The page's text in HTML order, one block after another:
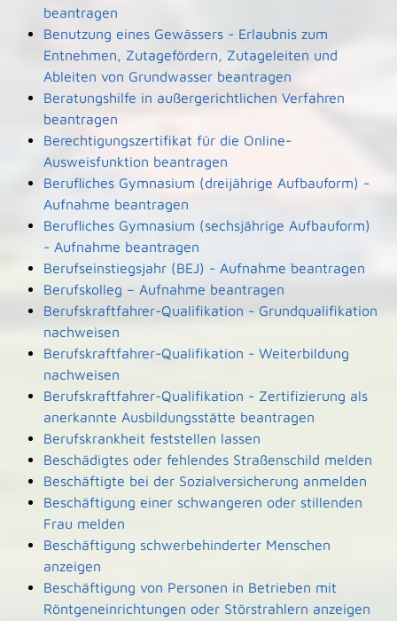
beantragen
Benutzung eines Gewässers - Erlaubnis zum
Entnehmen, Zutagefördern, Zutageleiten und
Ableiten von Grundwasser beantragen
Beratungshilfe in außergerichtlichen Verfahren
beantragen
Berechtigungszertifikat für die Online-
Ausweisfunktion beantragen
Berufliches Gymnasium (dreijährige Aufbauform) -
Aufnahme beantragen
Berufliches Gymnasium (sechsjährige Aufbauform)
- Aufnahme beantragen
Berufseinstiegsjahr (BEJ) - Aufnahme beantragen
Berufskolleg – Aufnahme beantragen
Berufskraftfahrer-Qualifikation - Grundqualifikation
nachweisen
Berufskraftfahrer-Qualifikation - Weiterbildung
nachweisen
Berufskraftfahrer-Qualifikation - Zertifizierung als
anerkannte Ausbildungsstätte beantragen
Berufskrankheit feststellen lassen
Beschädigtes oder fehlendes Straßenschild melden
Beschäftigte bei der Sozialversicherung anmelden
Beschäftigung einer schwangeren oder stillenden
Frau melden
Beschäftigung schwerbehinderter Menschen
anzeigen
Beschäftigung von Personen in Betrieben mit
Röntgeneinrichtungen oder Störstrahlern anzeigen